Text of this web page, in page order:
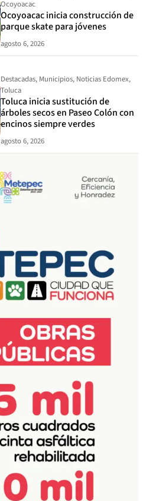
Ocoyoacac
Ocoyoacac inicia construcción de
parque skate para jóvenes
agosto 6, 2026
Destacadas, Municipios, Noticias Edomex,
Toluca
Toluca inicia sustitución de
árboles secos en Paseo Colón con
encinos siempre verdes
agosto 6, 2026